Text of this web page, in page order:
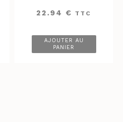
22.94 € TTC
AJOUTER AU
PANIER